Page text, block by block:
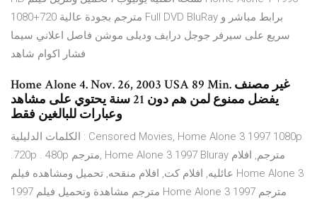
مترجم بجودة عالية 720+1080 Full DVD BluRay برابط مباشر و
سريع على سيرفر جوجل درايف وديلى موشن فاصل اعلاني سيما
فشار اكوام شاهد
Home Alone 4. Nov. 26, 2003 USA 89 Min. غير مصنف
يفضل ممنوع لمن هم دون 21 سنة يحتوي على مشاهد
وعبارات للبالغين فقط
الكلمات الدليلية : Censored Movies, Home Alone 3 1997 1080p
.720p . 480p مترجم, Home Alone 3 1997 Bluray مترجم, افلام
عائليه, افلام كت, افلام منقحه, تحميل ومشاهده فيلم Home Alone 3
1997 مترجم مشاهدة وتحميل فيلم Home Alone 3 1997 مترجم